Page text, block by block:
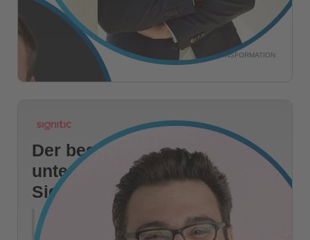
TRANSFORMATION
Tobias Schaller
MANAGER CUSTOMER TRANSFORMATION
Der beste Eindruck steht
unter jeder E-Mail – Ihre
Signatur als Marketingkanal
Der günstigste Marketingkanal Ihres Unternehmens
läuft ungenutzt. Wir zeigen, wie Sie Signatur-